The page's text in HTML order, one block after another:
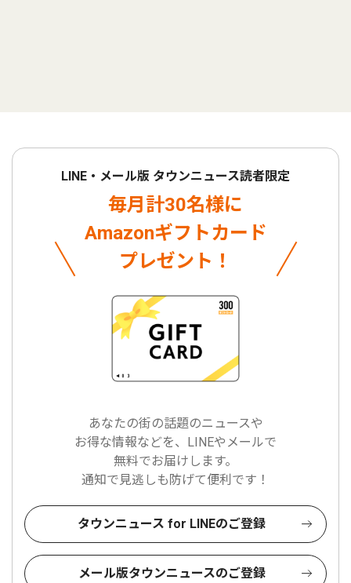
LINE・メール版 タウンニュース読者限定
毎月計30名様に
Amazonギフトカード
プレゼント！
あなたの街の話題のニュースや
お得な情報などを、LINEやメールで
無料でお届けします。
通知で見逃しも防げて便利です！
タウンニュース for LINEのご登録
メール版タウンニュースのご登録